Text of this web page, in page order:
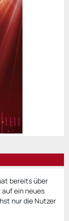
bereits über
ein neues
nur die Nutzer